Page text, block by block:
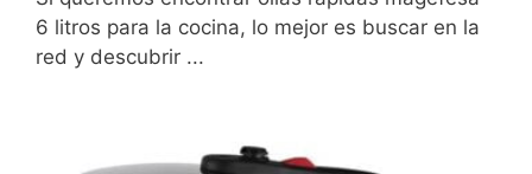
6 litros para la cocina, lo mejor es buscar en la
red y descubrir ...